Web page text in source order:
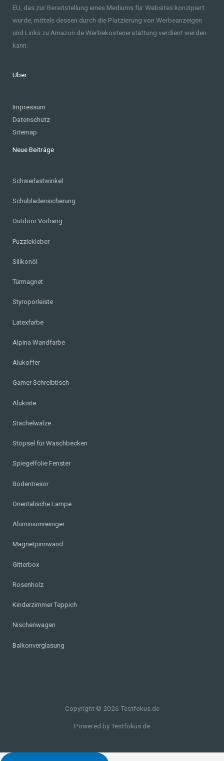
EU, das zur Bereitstellung eines Mediums für Websites konzipiert
wurde, mittels dessen durch die Platzierung von Werbeanzeigen
und Links zu Amazon.de Werbekostenerstattung verdient werden
kann.
Über
Impressum
Datenschutz
Sitemap
Neue Beiträge
Schwerlastwinkel
Schubladensicherung
Outdoor Vorhang
Puzzlekleber
Silikonöl
Türmagnet
Styroporleiste
Latexfarbe
Alpina Wandfarbe
Alukoffer
Gamer Schreibtisch
Alukiste
Stachelwalze
Stöpsel für Waschbecken
Spiegelfolie Fenster
Bodentresor
Orientalische Lampe
Aluminiumreiniger
Magnetpinnwand
Gitterbox
Rosenholz
Kinderzimmer Teppich
Nischenwagen
Balkonverglasung
Copyright © 2026 Testfokus.de
Powered by Testfokus.de